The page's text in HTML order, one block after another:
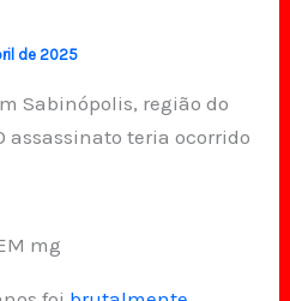
de 2025
Sabinópolis, região do
assassinato teria ocorrido